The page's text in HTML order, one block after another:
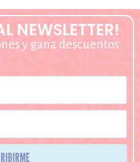
NEWSLETTER!
y gana descuentos